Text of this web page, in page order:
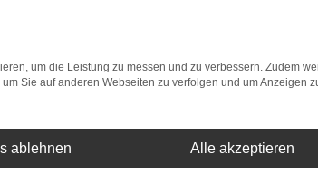
bestimmte Funktionen nicht mehr unterstützt
das Problem zu beheben. Du kannst uns
um die Leistung zu messen und zu verbessern. Zudem
Sie auf anderen Webseiten zu verfolgen und um Anzeigen
ablehnen Alle akzeptieren